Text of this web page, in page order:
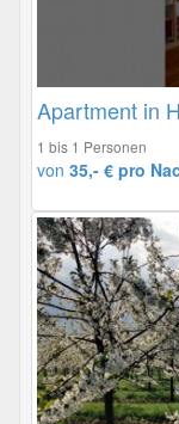
Apartment in
1 bis 1 Personen
von 35,- € pro